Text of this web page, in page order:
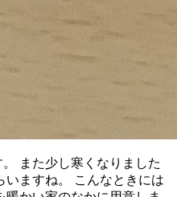
また少し寒くなりました
いますね。 こんなときには